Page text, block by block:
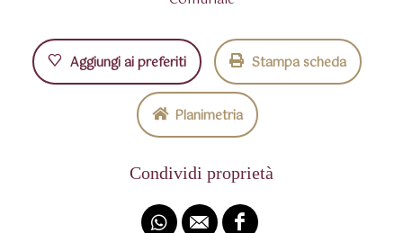
Aggiungi ai preferiti Stampa scheda
Planimetria
Condividi proprietà